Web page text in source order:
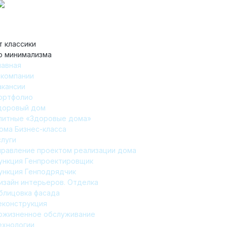
классики
минимализма
дом
«Здоровые дома»
Бизнес-класса
проектом реализации дома
Генпроектировщик
Генподрядчик
интерьеров. Отделка
фасада
обслуживание